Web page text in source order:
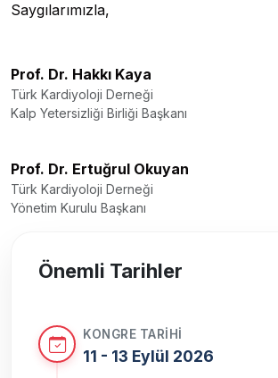
Saygılarımızla,
Prof. Dr. Hakkı Kaya
Türk Kardiyoloji Derneği
Kalp Yetersizliği Birliği Başkanı
Prof. Dr. Ertuğrul Okuyan
Türk Kardiyoloji Derneği
Yönetim Kurulu Başkanı
Önemli Tarihler
KONGRE TARIHI
11 - 13 Eylül 2026